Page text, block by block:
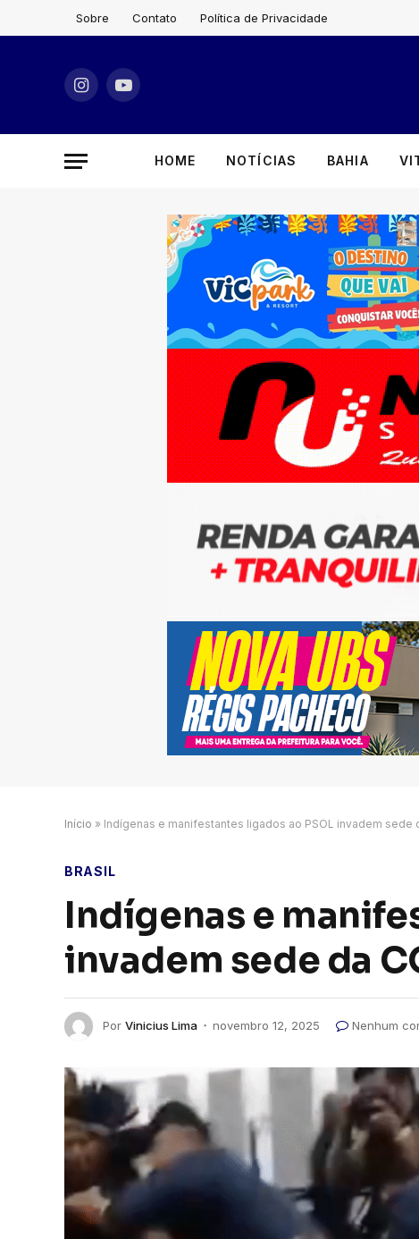
Sobre Contato Política de Privacidade
InstagramYouTube
HOME NOTÍCIAS BAHIA
Início » Indígenas e manifestantes ligados ao PSOL invadem sede
BRASIL
Indígenas e
invadem sede da
Por Vinicius Lima novembro 12, 2025 Nenhum